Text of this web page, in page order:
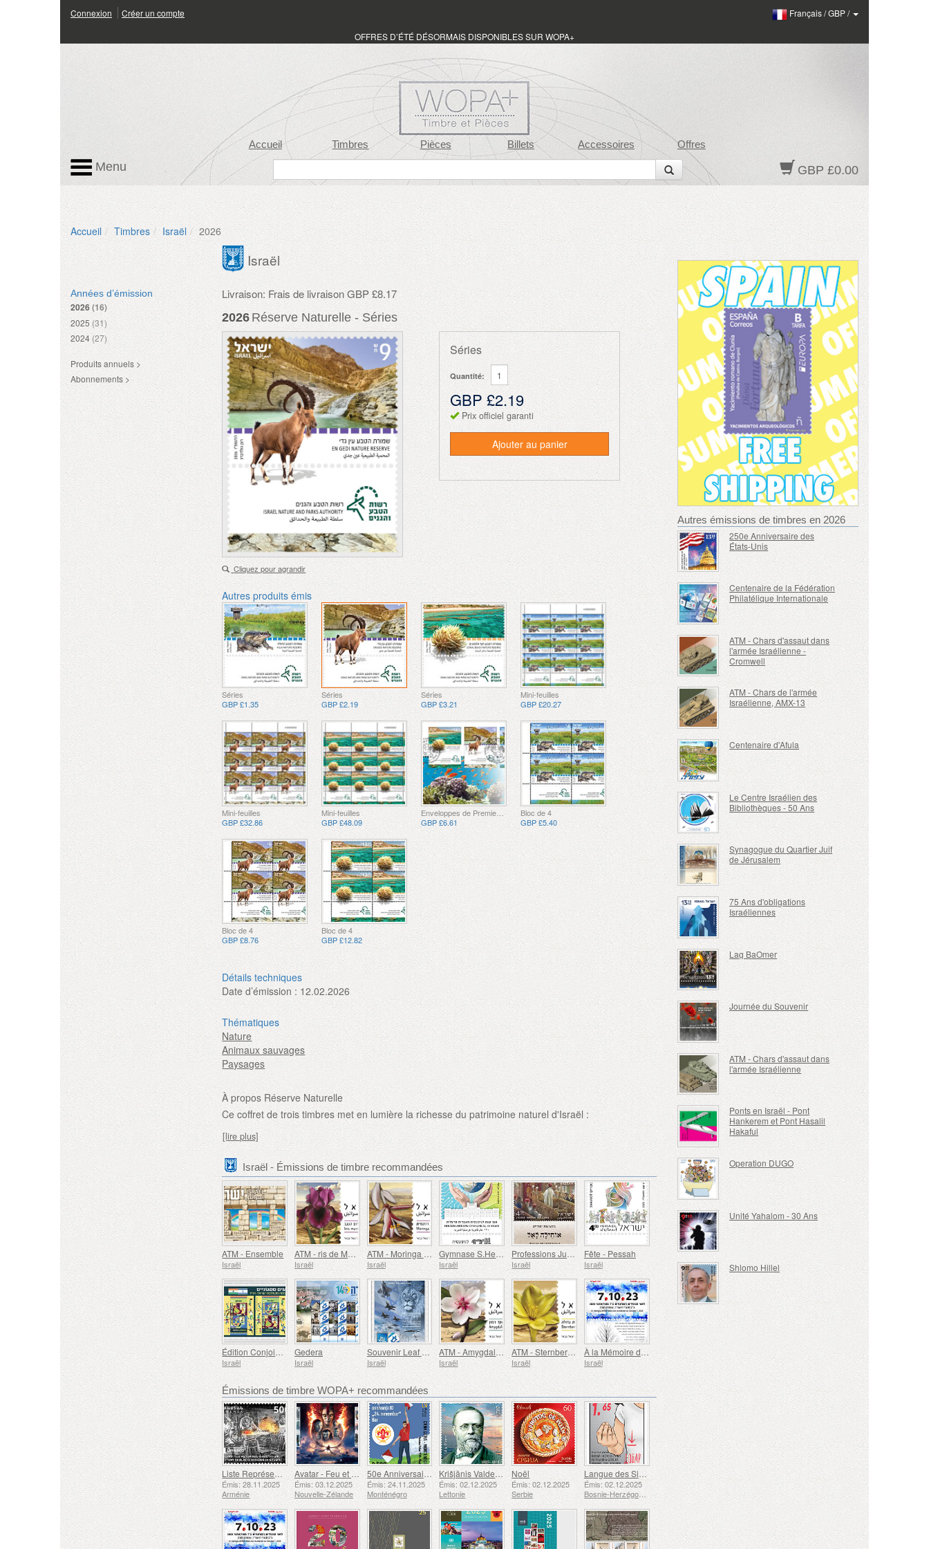
Connexion Créer un compte Français/GBP/
OFFRES D’ÉTÉ DÉSORMAIS DISPONIBLES SUR WOPA+
Accueil Timbres Pièces Billets Accessoires Offres
GBP £0.00
Menu
Accueil Timbres Israël 2026
Années d’émission
2026(16)
2025 (31)
2024 (27)
Produits annuels >
Abonnements >
Israël
Livraison: Frais de livraison GBP £8.17
2026 Réserve Naturelle - Séries
Cliquez pour agrandir
Séries
Quantité:
GBP £2.19
Prix officiel garanti
Ajouter au panier
Autres produits émis
Séries
GBP £1.35
Séries
GBP £2.19
Séries
GBP £3.21
Mini-feuilles
GBP £20.27
Mini-feuilles
GBP £32.86
Mini-feuilles
GBP £48.09
GBP £6.61
Bloc de 4
GBP £5.40
Bloc de 4
GBP £8.76
Bloc de 4
GBP £12.82
Détails techniques
Date d’émission : 12.02.2026
Thématiques
Nature
Animaux sauvages
Paysages
À propos Réserve Naturelle
Ce coffret de trois timbres met en lumière la richesse du patrimoine naturel d'Israël :
[lire plus]
Israël - Émissions de timbre recommandées
ATM - Ensemble
Israël
ATM - ris de Marie
Israël
ATM - Moringa Peregrina
Israël
Gymnase S.Herzliya, 120 Ans
Israël
Professions Juives
Israël
Fête - Pessah
Israël
Édition Conjointe Israël-Inde
Israël
Gedera
Israël
Souvenir Leaf - Operation AM Kelavi
Israël
ATM - Amygdalus Ramonesis
Israël
ATM - Sternbergia Clusiana
Israël
À la Mémoire des Morts et des Assassinés le 7 Octobre 2023
Israël
Émissions de timbre WOPA+ recommandées
Liste Représentative du Patrimoine Culturel Immatériel de l'humanité de l'UNESCO - Tradition de la Forge à Gyumri
Émis: 28.11.2025
Arménie
Avatar - Feu et Cendres
Émis: 03.12.2025
Nouvelle-Zélande
50e Anniversaire de la Fondation du Bar Scout du 24 Novembre
Émis: 24.11.2025
Monténégro
Krišjānis Valdemārs
Émis: 02.12.2025
Lettonie
Noël
Émis: 02.12.2025
Serbie
Langue des Signes - Bien
Émis: 02.12.2025
Bosnie-Herzégovine - République de Srpska
Autres émissions de timbres en 2026
250e Anniversaire des
États-Unis
Centenaire de la Fédération
Philatélique Internationale
ATM - Chars d'assaut dans
l'armée Israélienne -
Cromwell
ATM - Chars de l'armée
Israélienne, AMX-13
Centenaire d'Afula
Le Centre Israélien des
Bibliothèques - 50 Ans
Synagogue du Quartier Juif
de Jérusalem
75 Ans d'obligations
Israéliennes
Lag BaOmer
Journée du Souvenir
ATM - Chars d'assaut dans
l'armée Israélienne
Ponts en Israël - Pont
Hankerem et Pont Hasalil
Hakaful
Operation DUGO
Unité Yahalom - 30 Ans
Shlomo Hillel